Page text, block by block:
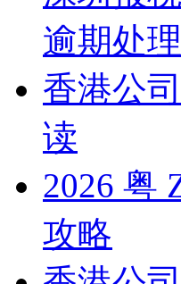
逾期处理
香港公
读
2026 粤
攻略